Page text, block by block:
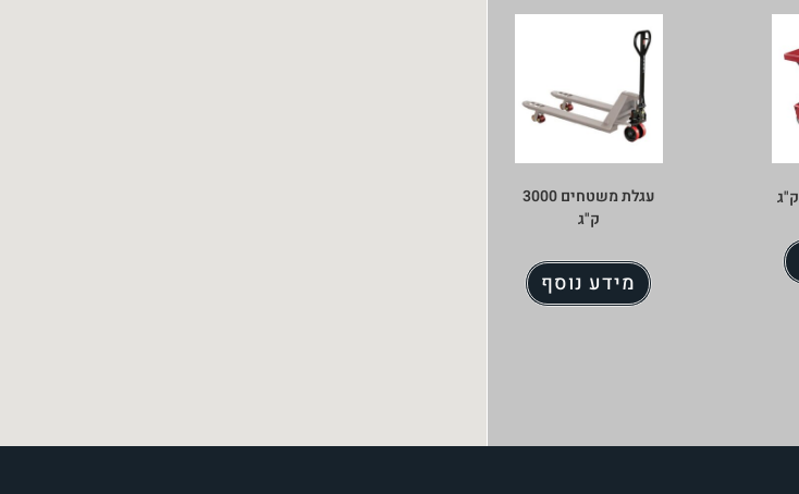
עגלת משטחים 3000
ק"ג
מידע נוסף